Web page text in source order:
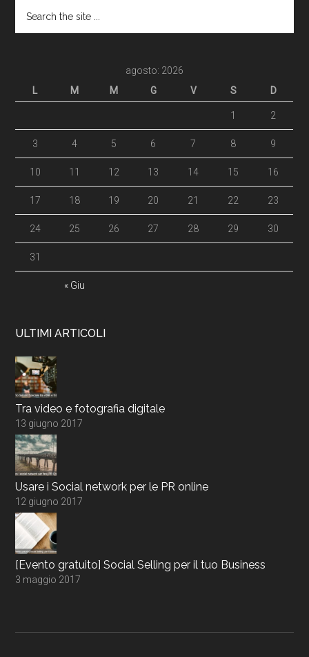
agosto: 2026
L
M M G V S D
« Giu
1 2
3 4 5 6 7 8 9
10 11 12 13 14 15 16
17 18 19 20 21 22 23
24 25 26 27 28 29 30
31
ULTIMI ARTICOLI
Tra video e fotografia digitale
13 giugno 2017
Usare i Social network per le PR online
12 giugno 2017
[Evento gratuito] Social Selling per il tuo Business
3 maggio 2017